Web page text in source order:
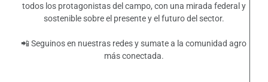
todos los protagonistas del campo, con una mirada federal y
sostenible sobre el presente y el futuro del sector.
📲 Seguinos en nuestras redes y sumate a la comunidad agro
más conectada.